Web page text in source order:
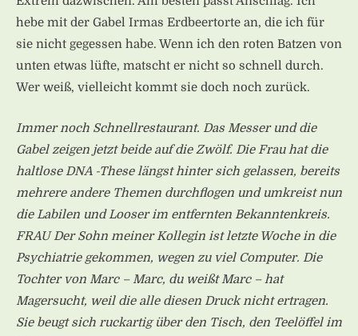
hebe mit der Gabel Irmas Erdbeertorte an, die ich für
sie nicht gegessen habe. Wenn ich den roten Batzen von
unten etwas lüfte, matscht er nicht so schnell durch.
Wer weiß, vielleicht kommt sie doch noch zurück.
Immer noch Schnellrestaurant. Das Messer und die
Gabel zeigen jetzt beide auf die Zwölf. Die Frau hat die
haltlose DNA -These längst hinter sich gelassen, bereits
mehrere andere Themen durchflogen und umkreist nun
die Labilen und Looser im entfernten Bekanntenkreis.
FRAU Der Sohn meiner Kollegin ist letzte Woche in die
Psychiatrie gekommen, wegen zu viel Computer. Die
Tochter von Marc – Marc, du weißt Marc – hat
Magersucht, weil die alle diesen Druck nicht ertragen.
Sie beugt sich ruckartig über den Tisch, den Teelöffel im